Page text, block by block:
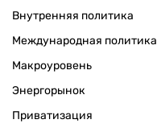
Внутренняя политика
Международная политика
Макроуровень
Энергорынок
Приватизация